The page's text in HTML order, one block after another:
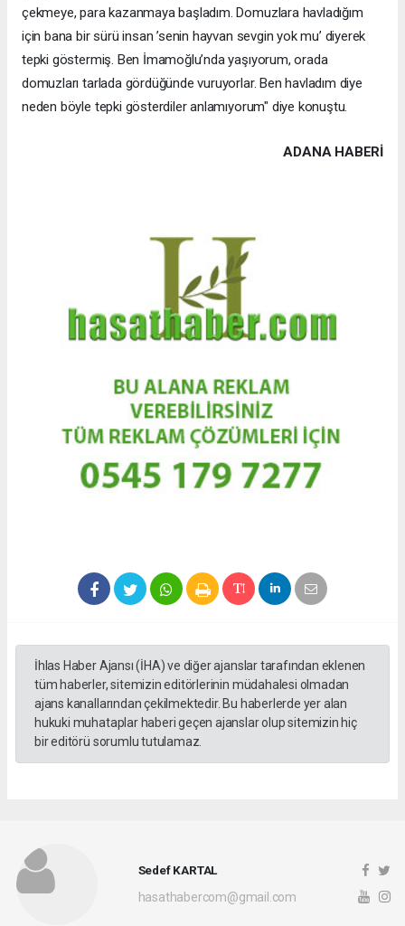
çekmeye, para kazanmaya başladım. Domuzlara havladığım
için bana bir sürü insan ’senin hayvan sevgin yok mu’ diyerek
tepki göstermiş. Ben İmamoğlu’nda yaşıyorum, orada
domuzları tarlada gördüğünde vuruyorlar. Ben havladım diye
neden böyle tepki gösterdiler anlamıyorum" diye konuştu.
ADANA HABERİ
İhlas Haber Ajansı (İHA) ve diğer ajanslar tarafından eklenen
tüm haberler, sitemizin editörlerinin müdahalesi olmadan
ajans kanallarından çekilmektedir. Bu haberlerde yer alan
hukuki muhataplar haberi geçen ajanslar olup sitemizin hiç
bir editörü sorumlu tutulamaz.
Sedef KARTAL
hasathabercom@gmail.com